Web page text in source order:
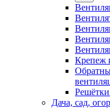
Крепеж
Дача, сад,